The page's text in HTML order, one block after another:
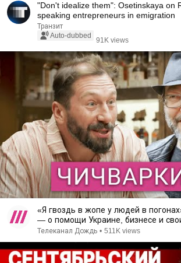
"Don't idealize them": Osetinskaya on
speaking entrepreneurs in emigration
Транзит
Auto-dubbed
91K views
«Я гвоздь в жопе у людей в
— о помощи Украине, бизнесе и
Телеканал Дождь • 511K views